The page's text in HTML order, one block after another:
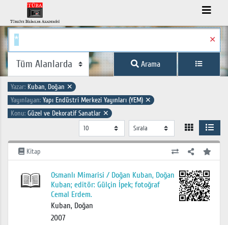
✕
Arama
Yazar: Kuban, Doğan ✕
Yayınlayan: Yapı Endüstri Merkezi Yayınları (YEM) ✕
Konu: Güzel ve Dekoratif Sanatlar ✕
Kitap
Osmanlı Mimarisi / Doğan Kuban, Doğan
Kuban; editör: Gülçin İpek; fotoğraf
Cemal Erdem.
Kuban, Doğan
2007